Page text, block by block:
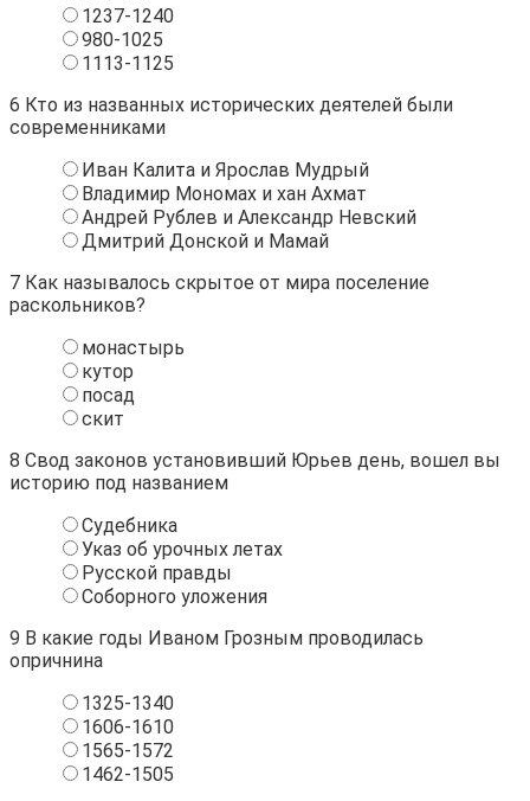
1237-1240
980-1025
1113-1125
6 Кто из названных исторических деятелей были
современниками
Иван Калита и Ярослав Мудрый
Владимир Мономах и хан Ахмат
Андрей Рублев и Александр Невский
Дмитрий Донской и Мамай
7 Как называлось скрытое от мира поселение
раскольников?
монастырь
кутор
посад
скит
8 Свод законов установивший Юрьев день, вошел вы
историю под названием
Судебника
Указ об урочных летах
Русской правды
Соборного уложения
9 В какие годы Иваном Грозным проводилась
опричнина
1325-1340
1606-1610
1565-1572
1462-1505